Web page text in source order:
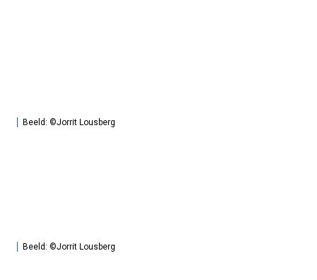
Beeld: ©Jorrit Lousberg
Beeld: ©Jorrit Lousberg